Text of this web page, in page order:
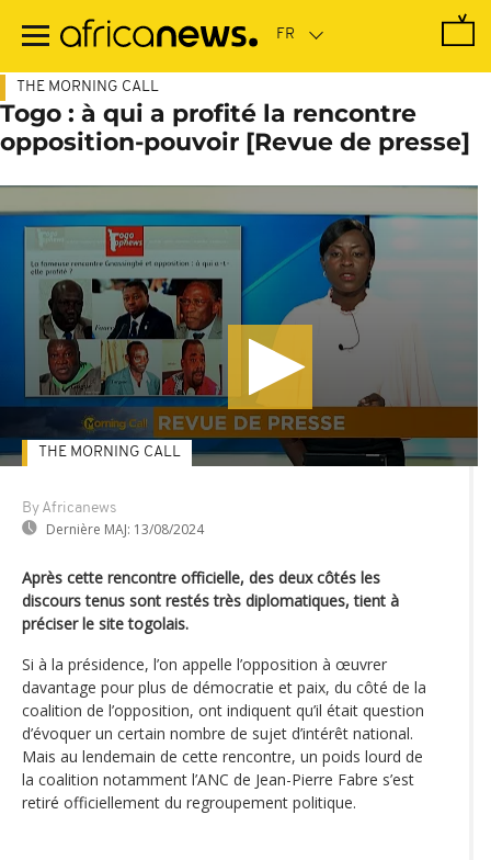
contenu
THE MORNING CALL
Togo : à qui a profité la rencontre
opposition-pouvoir [Revue de presse]
By Africanews
Dernière MAJ: 13/08/2024
THE MORNING CALL
Après cette rencontre officielle, des deux côtés les
discours tenus sont restés très diplomatiques, tient à
préciser le site togolais.
Si à la présidence, l’on appelle l’opposition à œuvrer
davantage pour plus de démocratie et paix, du côté de la
coalition de l’opposition, ont indiquent qu’il était question
d’évoquer un certain nombre de sujet d’intérêt national.
Mais au lendemain de cette rencontre, un poids lourd de
la coalition notamment l’ANC de Jean-Pierre Fabre s’est
retiré officiellement du regroupement politique.